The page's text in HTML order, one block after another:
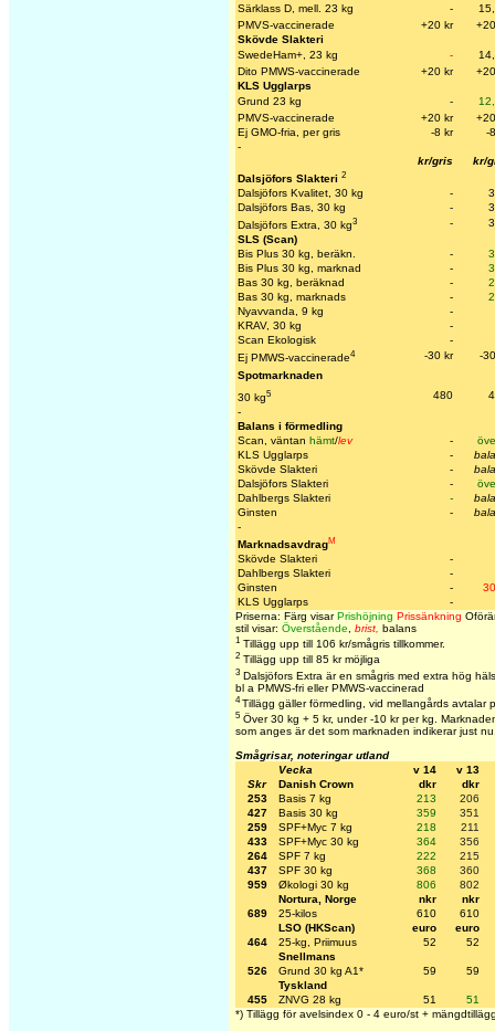
Särklass D, mell. 23 kg
-
PMVS-vaccinerade
+20 kr
Skövde Slakteri
SwedeHam+, 23 kg
-
Dito PMWS-vaccinerade
+20 kr
KLS Ugglarps
Grund 23 kg
-
PMVS-vaccinerade
+20 kr
Ej GMO-fria, per gris
-8 kr
-
-
kr/gris
kr/
Dalsjöfors Slakteri 2
Dalsjöfors Kvalitet, 30 kg -
Dalsjöfors Bas, 30 kg
-
Dalsjöfors Extra, 30 kg3 -
SLS (Scan)
Bis Plus 30 kg, beräkn.
-
Bis Plus 30 kg, marknad
-
Bas 30 kg, beräknad
-
Bas 30 kg, marknads
-
Nyavvanda, 9 kg
-
KRAV, 30 kg
-
Scan Ekologisk
-
Ej PMWS-vaccinerade4 -30 kr
-
Spotmarknaden
30 kg5 480
-
Balans i förmedling
Scan, väntan hämt/lev -
KLS Ugglarps
-
Skövde Slakteri
-
Dalsjöfors Slakteri
-
Dahlbergs Slakteri
-
Ginsten
-
-
MarknadsavdragM
Skövde Slakteri
-
Dahlbergs Slakteri
-
Ginsten
-
KLS Ugglarps
-
Priserna: Färg visarPrishöjning Prissänkning
stil visar: Överstående brist, balans
1 Tillägg upp till 106 kr/smågris tillkommer.
2 Tillägg upp till 85 kr möjliga
3 Dalsjöfors Extra är en smågris med extra hög
bl a PMWS-fri eller PMWS-vaccinerad
4Tillägg gäller förmedling, vid mellangårds avtalar
5 Över 30 kg + 5 kr, under -10 kr per kg.
som anges är det som marknaden indikerar just
Smågrisar, noteringar utland
Vecka
v 14
v 13
Skr
Danish Crown dkr
dkr
253
Basis 7 kg 213
206
427
Basis 30 kg 359
351
259
SPF+Myc 7 kg 218
211
433
SPF+Myc 30 kg 364
356
264
SPF 7 kg 222
215
437
SPF 30 kg 368
360
959
Økologi 30 kg 806
802
Nortura, Norge
nkr
nkr
689
25-kilos 610
610
LSO (HKScan)
euro
euro
464
25-kg, Priimuus 52
52
Snellmans
526
Grund 30 kg A1* 59
59
Tyskland
455
ZNVG 28 kg 51
51
*) Tillägg för avelsindex 0 - 4 euro/st +